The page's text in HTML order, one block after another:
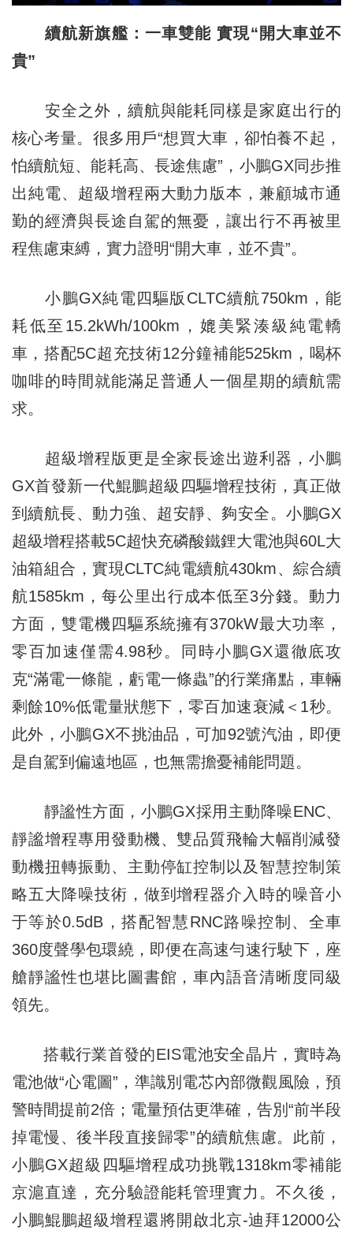
續航新旗艦：一車雙能 實現“開大車並不
貴”
安全之外，續航與能耗同樣是家庭出行的
核心考量。很多用戶“想買大車，卻怕養不起，
怕續航短、能耗高、長途焦慮”，小鵬GX同步推
出純電、超級增程兩大動力版本，兼顧城市通
勤的經濟與長途自駕的無憂，讓出行不再被里
程焦慮束縛，實力證明“開大車，並不貴”。
小鵬GX純電四驅版CLTC續航750km，能
耗低至15.2kWh/100km，媲美緊湊級純電轎
車，搭配5C超充技術12分鐘補能525km，喝杯
咖啡的時間就能滿足普通人一個星期的續航需
求。
超級增程版更是全家長途出遊利器，小鵬
GX首發新一代鯤鵬超級四驅增程技術，真正做
到續航長、動力強、超安靜、夠安全。小鵬GX
超級增程搭載5C超快充磷酸鐵鋰大電池與60L大
油箱組合，實現CLTC純電續航430km、綜合續
航1585km，每公里出行成本低至3分錢。動力
方面，雙電機四驅系統擁有370kW最大功率，
零百加速僅需4.98秒。同時小鵬GX還徹底攻
克“滿電一條龍，虧電一條蟲”的行業痛點，車輛
剩餘10%低電量狀態下，零百加速衰減＜1秒。
此外，小鵬GX不挑油品，可加92號汽油，即便
是自駕到偏遠地區，也無需擔憂補能問題。
靜謐性方面，小鵬GX採用主動降噪ENC、
靜謐增程專用發動機、雙品質飛輪大幅削減發
動機扭轉振動、主動停缸控制以及智慧控制策
略五大降噪技術，做到增程器介入時的噪音小
于等於0.5dB，搭配智慧RNC路噪控制、全車
360度聲學包環繞，即便在高速勻速行駛下，座
艙靜謐性也堪比圖書館，車內語音清晰度同級
領先。
搭載行業首發的EIS電池安全晶片，實時為
電池做“心電圖”，準識別電芯內部微觀風險，預
警時間提前2倍；電量預估更準確，告別“前半段
掉電慢、後半段直接歸零”的續航焦慮。此前，
小鵬GX超級四驅增程成功挑戰1318km零補能
京滬直達，充分驗證能耗管理實力。不久後，
小鵬鯤鵬超級增程還將開啟北京-迪拜12000公